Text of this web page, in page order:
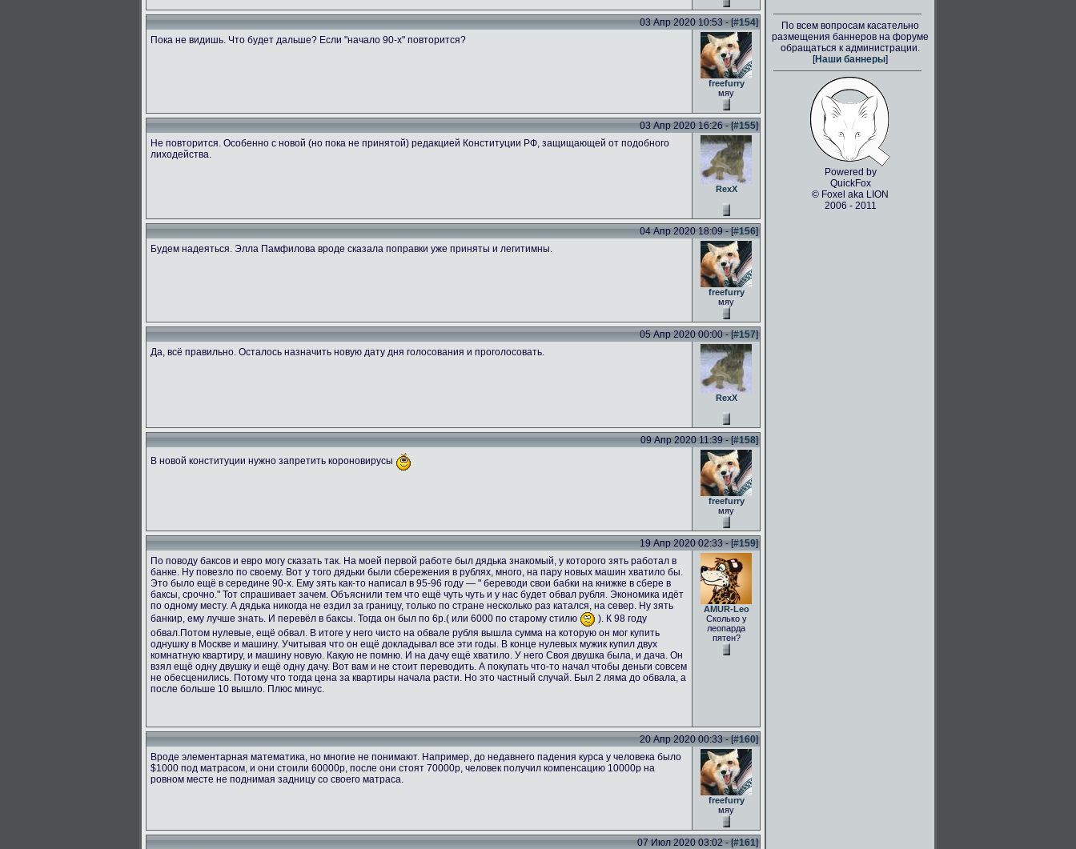
03 Апр 2020 10:53 - [#154]
Пока не видишь. Что будет дальше? Если "начало 90-х" повторится?
freefurry
мяу
03 Апр 2020 16:26 - [#155]
Не повторится. Особенно с новой (но пока не принятой) редакцией Конституции РФ, защищающей от подобного
лиходейства.
RexX
04 Апр 2020 18:09 - [#156]
Будем надеяться. Элла Памфилова вроде сказала поправки уже приняты и легитимны.
freefurry
мяу
05 Апр 2020 00:00 - [#157]
Да, всё правильно. Осталось назначить новую дату дня голосования и проголосовать.
RexX
09 Апр 2020 11:39 - [#158]
В новой конституции нужно запретить короновирусы
freefurry
мяу
19 Апр 2020 02:33 - [#159]
По поводу баксов и евро могу сказать так. На моей первой работе был дядька знакомый, у которого зять работал в
банке. Ну повезло по своему. Вот у того дядьки были сбережения в рублях, много, на пару новых машин хватило бы.
Это было ещё в середине 90-х. Ему зять как-то написал в 95-96 году — " береводи свои бабки на книжке в сбере в
баксы, срочно." Тот спрашивает зачем. Объяснили тем что ещё чуть чуть и у нас будет обвал рубля. Экономика идёт
по одному месту. А дядька никогда не ездил за границу, только по стране несколько раз катался, на север. Ну зять
банкир, ему лучше знать. И перевёл в баксы. Тогда он был по 6р.( или 6000 по старому стилю
). К 98 году
обвал.Потом нулевые, ещё обвал. В итоге у него чисто на обвале рубля вышла сумма на которую он мог купить
однушку в Москве и машину. Учитывая что он ещё докладывал все эти годы. В конце нулевых мужик купил двух
комнатную квартиру, и машину новую. Какую не помню. И на дачу ещё хватило. У него Своя двушка была, и дача. Он
взял ещё одну двушку и ещё одну дачу. Вот вам и не стоит переводить. А покупать что-то начал чтобы деньги совсем
не обесценились. Потому что тогда цена за квартиры начала расти. Но это частный случай. Был 2 ляма до обвала, а
после больше 10 вышло. Плюс минус.
AMUR-Leo
Сколько у
леопарда
пятен?
20 Апр 2020 00:33 - [#160]
Вроде элементарная математика, но многие не понимают. Например, до недавнего падения курса у человека было
$1000 под матрасом, и они стоили 60000р, после они стоят 70000р, человек получил компенсацию 10000р на
ровном месте не поднимая задницу со своего матраса.
freefurry
мяу
07 Июл 2020 03:02 - [#161]
По всем вопросам касательно
размещения баннеров на форуме
обращаться к администрации.
[Наши баннеры]
Powered by
QuickFox
© Foxel aka LION
2006 - 2011